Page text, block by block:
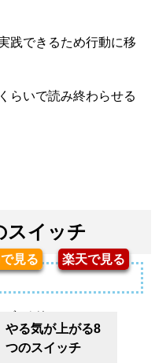
践できるため行動に移
らいで読み終わらせる
スイッチ
やる気が上がる8
つのスイッチ
見る 楽天で見る
―ソン
ティワン